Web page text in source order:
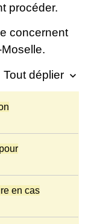
procéder.
concernent
Tout déplier keyboard_arrow_down
en cas